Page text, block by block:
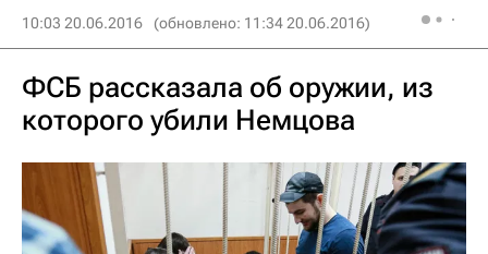
10:03 20.06.2016 (обновлено: 11:34 20.06.2016)
ФСБ рассказала об оружии, из
которого убили Немцова